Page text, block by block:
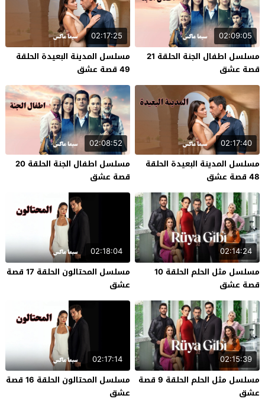
02:09:05
مسلسل اطفال الجنة الحلقة 21
قصة عشق
02:17:25
مسلسل المدينة البعيدة الحلقة
49 قصة عشق
02:17:40
مسلسل المدينة البعيدة الحلقة
48 قصة عشق
02:08:52
مسلسل اطفال الجنة الحلقة 20
قصة عشق
02:14:24
مسلسل مثل الحلم الحلقة 10
قصة عشق
02:18:04
مسلسل المحتالون الحلقة 17 قصة
عشق
02:15:39
مسلسل مثل الحلم الحلقة 9 قصة
عشق
02:17:14
مسلسل المحتالون الحلقة 16 قصة
عشق